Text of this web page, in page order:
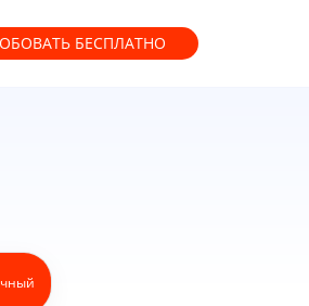
БЕСПЛАТНО